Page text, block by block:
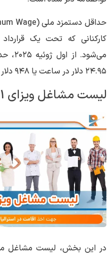
کارکنانی که تحت یک قرارداد
۲۴.۹۵ دلار در ساعت یا ۹۴۸ دلار در هفته است.
لیست مشاغل ویزای 491 استرالیا